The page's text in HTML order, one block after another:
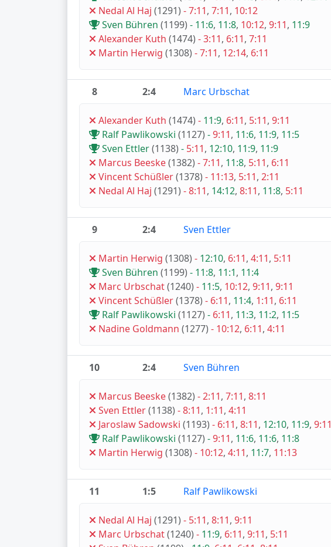
Nedal Al Haj (1291) -7:11, 7:11, 10:12
Sven Bühren (1199) - 11:6, 11:8, 10:12, 9:11, 11:9
Alexander Kuth (1474) -3:11, 6:11, 7:11
Martin Herwig (1308) -7:11, 12:14, 6:11
8 2:4 Marc Urbschat
Alexander Kuth (1474) - 11:9, 6:11, 5:11, 9:11
Ralf Pawlikowski (1127) -9:11, 11:6, 11:9, 11:5
Sven Ettler(1138) - 5:11, 12:10, 11:9, 11:9
Marcus Beeske(1382) -7:11, 11:8, 5:11, 6:11
Vincent Schüßler(1378) - 11:13, 5:11, 2:11
Nedal Al Haj (1291) -8:11, 14:12, 8:11, 11:8, 5:11
9 2:4 Sven Ettler
Martin Herwig (1308) - 12:10, 6:11, 4:11, 5:11
Sven Bühren (1199) - 11:8, 11:1, 11:4
Marc Urbschat(1240) - 11:5, 10:12, 9:11, 9:11
Vincent Schüßler(1378) - 6:11, 11:4, 1:11, 6:11
Ralf Pawlikowski (1127) - 6:11, 11:3, 11:2, 11:5
Nadine Goldmann (1277) - 10:12, 6:11, 4:11
10 2:4 Sven Bühren
Marcus Beeske(1382) -2:11, 7:11, 8:11
Sven Ettler(1138) -8:11, 1:11, 4:11
Jaroslaw Sadowski (1193) - 6:11, 8:11, 12:10, 11:9, 9:11
Ralf Pawlikowski (1127) -9:11, 11:6, 11:6, 11:8
Martin Herwig (1308) - 10:12, 4:11, 11:7, 11:13
11 1:5 Ralf Pawlikowski
Nedal Al Haj (1291) - 5:11, 8:11, 9:11
Marc Urbschat(1240) - 11:9, 6:11, 9:11, 5:11